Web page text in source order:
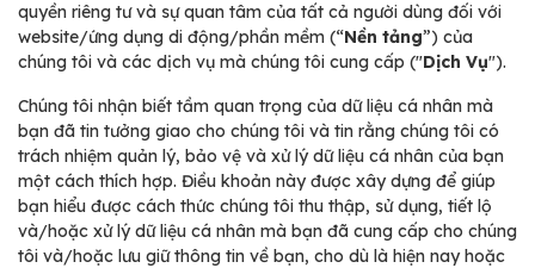
quyền riêng tư và sự quan tâm của tất cả người dùng đối với
website/ứng dụng di động/phần mềm (“Nền tảng”) của
chúng tôi và các dịch vụ mà chúng tôi cung cấp ("Dịch Vụ").
Chúng tôi nhận biết tầm quan trọng của dữ liệu cá nhân mà
bạn đã tin tưởng giao cho chúng tôi và tin rằng chúng tôi có
trách nhiệm quản lý, bảo vệ và xử lý dữ liệu cá nhân của bạn
một cách thích hợp. Điều khoản này được xây dựng để giúp
bạn hiểu được cách thức chúng tôi thu thập, sử dụng, tiết lộ
và/hoặc xử lý dữ liệu cá nhân mà bạn đã cung cấp cho chúng
tôi và/hoặc lưu giữ thông tin về bạn, cho dù là hiện nay hoặc